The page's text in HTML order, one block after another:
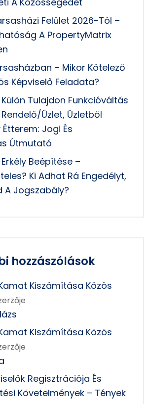
Felület 2026-Tól –
A PropertyMatrix
– Mikor Kötelező
Képviselő Feladata?
Tulajdon Funkcióváltás
üzlet, Üzletből
Jogi És
Útmutató
Beépítése –
Ki Adhat Rá Engedélyt,
A Jogszabály?
hozzászólások
Kiszámítása Közös
Kiszámítása Közös
Regisztrációja És
Követelmények – Tények